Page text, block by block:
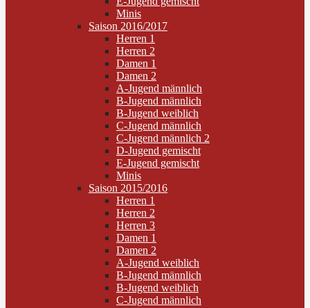
Minis
Saison 2016/2017
Herren 1
Herren 2
Damen 1
Damen 2
A-Jugend männlich
B-Jugend männlich
B-Jugend weiblich
C-Jugend männlich
C-Jugend männlich 2
D-Jugend gemischt
E-Jugend gemischt
Minis
Saison 2015/2016
Herren 1
Herren 2
Herren 3
Damen 1
Damen 2
A-Jugend weiblich
B-Jugend männlich
B-Jugend weiblich
C-Jugend männlich